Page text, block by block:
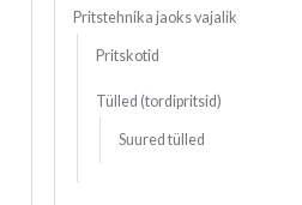
Pritstehnika jaoks vajalik
Pritskotid
Tülled (tordipritsid)
Suured tülled